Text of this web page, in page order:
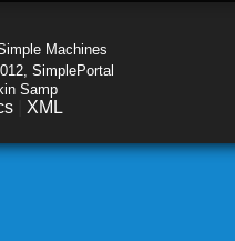
Machines
SimplePortal
Samp
XML